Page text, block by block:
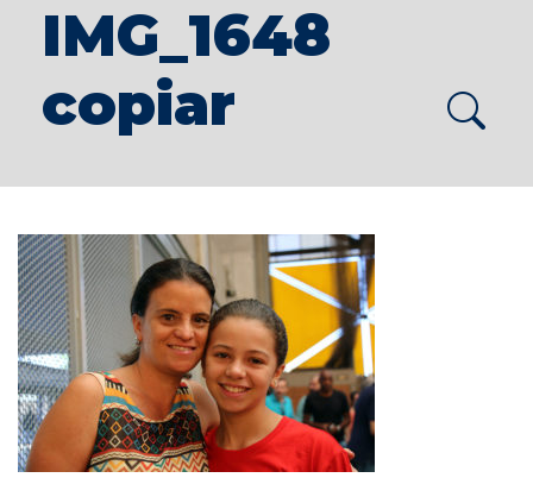
IMG_1648
copiar